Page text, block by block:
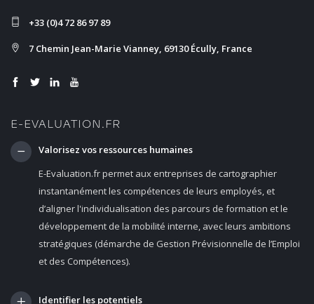
+33 (0)4 72 86 97 89
7 Chemin Jean-Marie Vianney, 69130 Écully, France
E-EVALUATION.FR
Valorisez vos ressources humaines
E-Evaluation.fr permet aux entreprises de cartographier
instantanément les compétences de leurs employés, et
d’aligner l'individualisation des parcours de formation et le
développement de la mobilité interne, avec leurs ambitions
stratégiques (démarche de Gestion Prévisionnelle de l’Emploi
et des Compétences).
Identifier les potentiels